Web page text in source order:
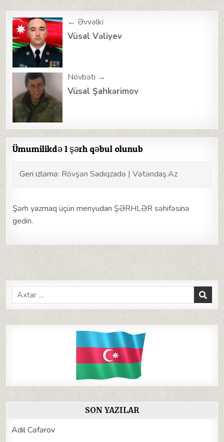
Post
navigation
← Əvvəlki
Vüsal Vəliyev
Növbəti →
Vüsal Şahkərimov
Ümumilikdə 1 şərh qəbul olunub
Geri izləmə: Rövşən Sadıqzadə | Vətəndaş.Az
Şərh yazmaq üçün menyudan ŞƏRHLƏR səhifəsinə
gedin.
Search
for:
SON YAZILAR
Adil Cəfərov